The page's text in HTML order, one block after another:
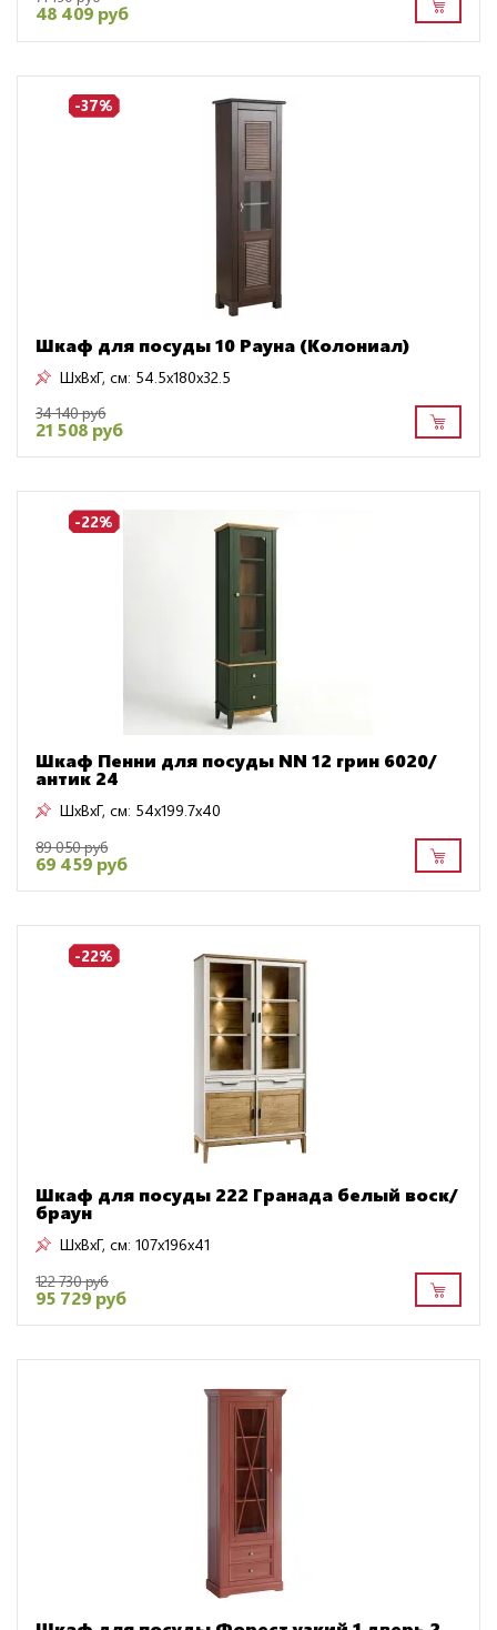
48 409 руб
-37%
Шкаф для посуды 10 Рауна (Колониал)
ШxВxГ, см: 54.5x180x32.5
34 140 руб
21 508 руб
-22%
Шкаф Пенни для посуды NN 12 грин 6020/
антик 24
ШxВxГ, см: 54x199.7x40
89 050 руб
69 459 руб
-22%
Шкаф для посуды 222 Гранада белый воск/
браун
ШxВxГ, см: 107x196x41
122 730 руб
95 729 руб